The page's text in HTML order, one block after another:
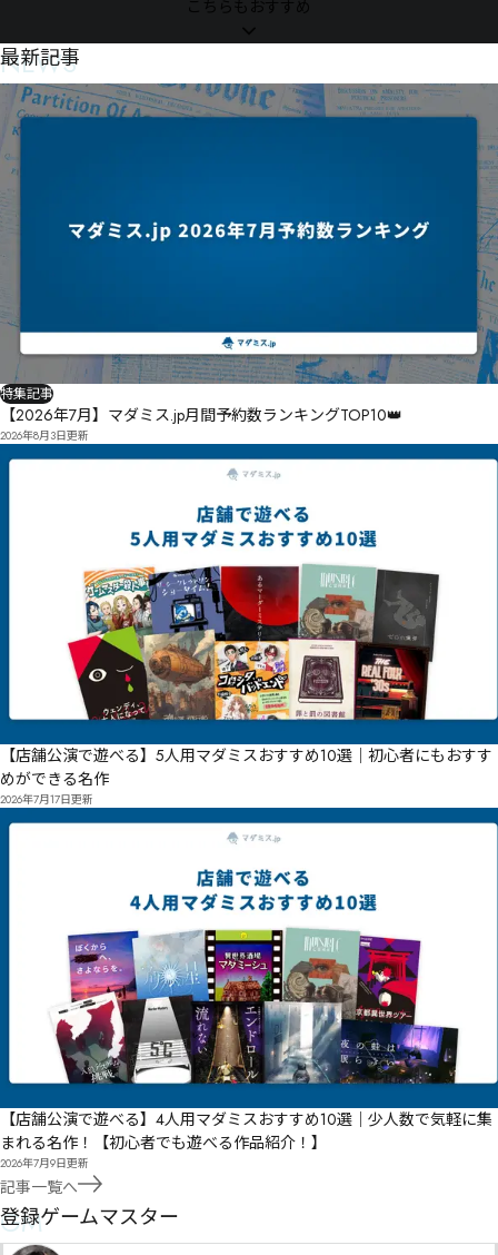
こちらもおすすめ
NEWS
最新記事
特集記事
【2026年7月】マダミス.jp月間予約数ランキングTOP10👑
2026年8月3日更新
【店舗公演で遊べる】5人用マダミスおすすめ10選｜初心者にもおすす
めができる名作
2026年7月17日更新
【店舗公演で遊べる】4人用マダミスおすすめ10選｜少人数で気軽に集
まれる名作！【初心者でも遊べる作品紹介！】
2026年7月9日更新
記事一覧へ
GM
登録ゲームマスター